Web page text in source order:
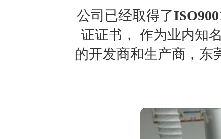
公司已经取得了
证证书， 作为业内知
的开发商和生产商，东